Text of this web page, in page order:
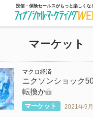
投信・保険セールスがもっと楽しくな
マーケット
マクロ経済
ニクソンショック
転換か
マーケット 2021年9